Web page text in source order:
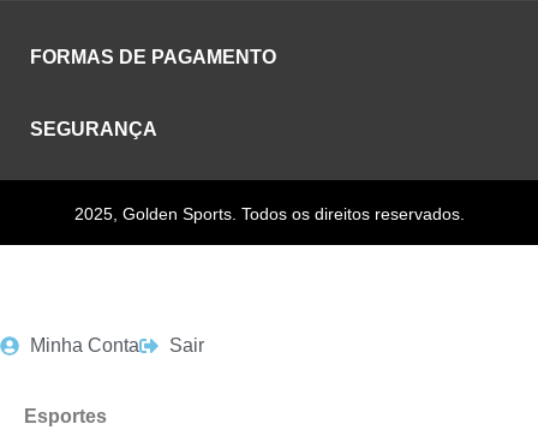
FORMAS DE PAGAMENTO
SEGURANÇA
2025, Golden Sports. Todos os direitos reservados.
Minha Conta Sair
Esportes